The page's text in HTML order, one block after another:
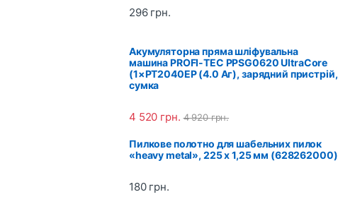
296 грн.
Акумуляторна пряма шліфувальна
машина PROFI-TEC PPSG0620 UltraCore
(1×PT2040EP (4.0 Аг), зарядний пристрій,
сумка
4 520 грн. 4 920грн.
Пилкове полотно для шабельних пилок
«heavy metal», 225 x 1,25 мм (628262000)
180 грн.